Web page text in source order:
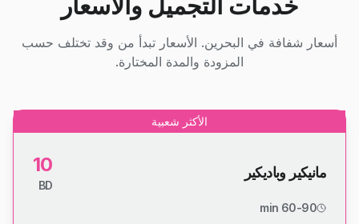
أسعار شفافة في البحرين. الأسعار تبدأ من وقد تختلف حسب
المزودة والمدة المختارة.
الأكثر شعبية
مانيكير وباديكير 10
BD
60-90 min